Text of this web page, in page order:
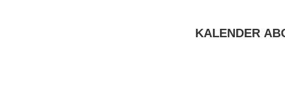
KALENDER